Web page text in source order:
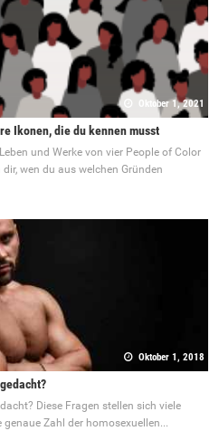
Oktober 1, 2021
Ikonen, die du kennen musst
und Werke von vier People of Color
wen du aus welchen Gründen
Oktober 1, 2018
Diese Fragen stellen sich viele
Zahl der homosexuellen...